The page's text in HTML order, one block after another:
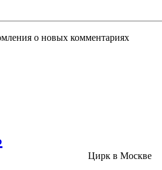
о новых комментариях
Цирк в Москве